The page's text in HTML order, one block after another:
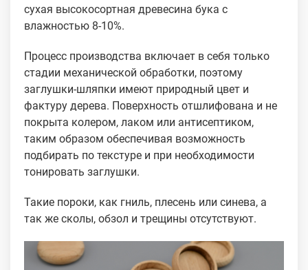
сухая высокосортная древесина бука с
влажностью 8-10%.
Процесс производства включает в себя только
стадии механической обработки, поэтому
заглушки-шляпки имеют природный цвет и
фактуру дерева. Поверхность отшлифована и не
покрыта колером, лаком или антисептиком,
таким образом обеспечивая возможность
подбирать по текстуре и при необходимости
тонировать заглушки.
Такие пороки, как гниль, плесень или синева, а
так же сколы, обзол и трещины отсутствуют.